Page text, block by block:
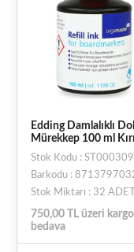
Edding Damlalıklı
Mürekkep 100 ml
Stok Kodu :
Barkodu :
Stok Miktarı : 32 ADET
750,00 TL üzeri kargo
bedava